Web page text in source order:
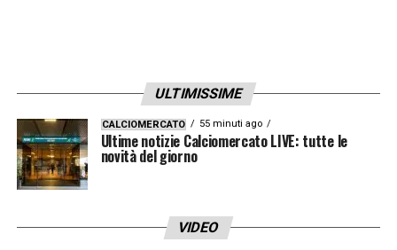
ULTIMISSIME
CALCIOMERCATO 55 minuti ago
Ultime notizie Calciomercato LIVE: tutte le
novità del giorno
VIDEO